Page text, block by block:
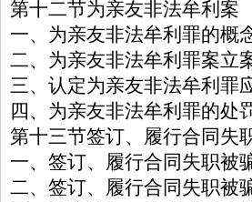
第十二节为亲友非法牟利案
一、为亲友非法牟利罪的概
二、为亲友非法牟利罪案立
三、认定为亲友非法牟利罪
四、为亲友非法牟利罪的处
第十三节签订、履行合同失
一、签订、履行合同失职被
二、签订、履行合同失职被